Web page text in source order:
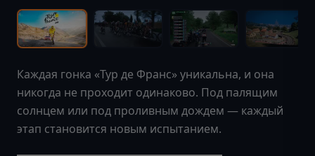
Каждая гонка «Тур де Франс» уникальна, и она
никогда не проходит одинаково. Под палящим
солнцем или под проливным дождем — каждый
этап становится новым испытанием.